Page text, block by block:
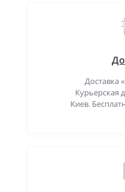
Доставка
Курьерская
Киев.